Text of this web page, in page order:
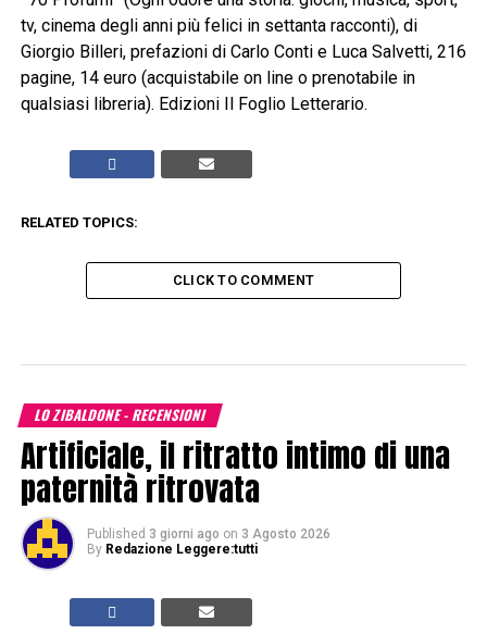
tv, cinema degli anni più felici in settanta racconti), di
Giorgio Billeri, prefazioni di Carlo Conti e Luca Salvetti, 216
pagine, 14 euro (acquistabile on line o prenotabile in
qualsiasi libreria). Edizioni Il Foglio Letterario.
RELATED TOPICS:
CLICK TO COMMENT
LO ZIBALDONE - RECENSIONI
Artificiale, il ritratto intimo di una
paternità ritrovata
Published 3 giorni ago on 3 Agosto 2026
By Redazione Leggere:tutti